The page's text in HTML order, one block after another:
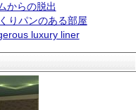
からの脱出
パンのある部屋
luxury liner